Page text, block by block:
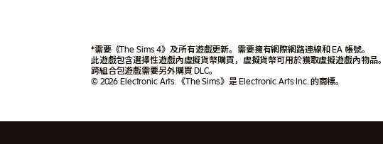
*需要《The Sims 4》及所有遊戲更新。需要擁有網際網路連線和 EA 帳號。
此遊戲包含選擇性遊戲內虛擬貨幣購買，虛擬貨幣可用於獲取虛擬遊戲內物品。
跨組合包遊戲需要另外購買 DLC。
© 2026 Electronic Arts.《The Sims》是 Electronic Arts Inc. 的商標。